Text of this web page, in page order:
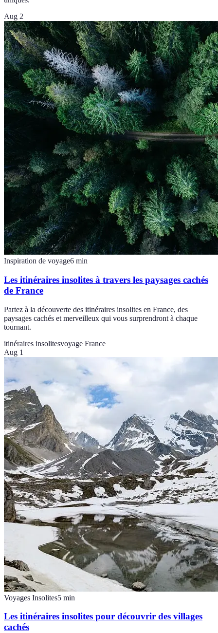
Aug 2
Inspiration de voyage6 min
Les itinéraires insolites à travers les paysages cachés
de France
Partez à la découverte des itinéraires insolites en France, des
paysages cachés et merveilleux qui vous surprendront à chaque
tournant.
itinéraires insolitesvoyage France
Aug 1
Voyages Insolites5 min
Les itinéraires insolites pour découvrir des villages
cachés